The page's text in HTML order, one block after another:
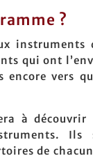
?
instruments
qui ont
vers
à découvrir
Ils
de